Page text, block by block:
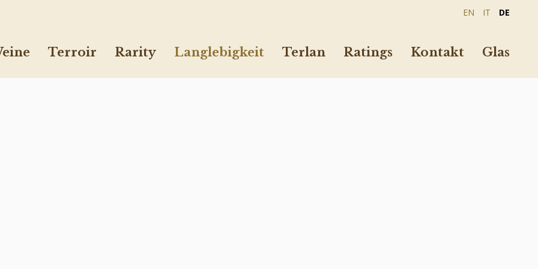
EN IT DE
Terroir Rarity Langlebigkeit Terlan Ratings Kontakt Glas